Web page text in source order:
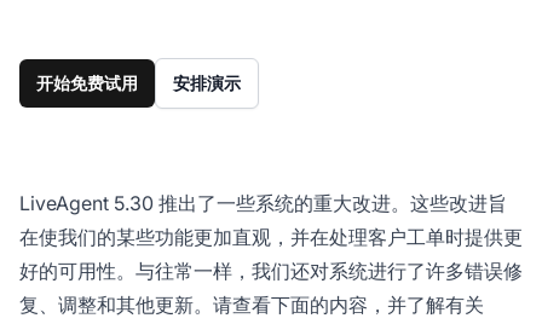
开始免费试用 安排演示
LiveAgent 5.30 推出了一些系统的重大改进。这些改进旨
在使我们的某些功能更加直观，并在处理客户工单时提供更
好的可用性。与往常一样，我们还对系统进行了许多错误修
复、调整和其他更新。请查看下面的内容，并了解有关